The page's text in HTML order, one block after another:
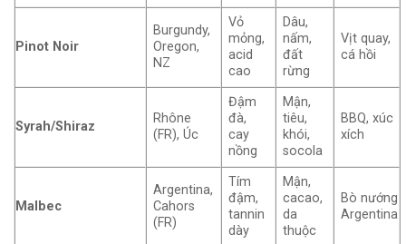
Pinot Noir
Burgundy,
Oregon,
NZ
Vỏ
mỏng,
acid
cao
Dâu,
nấm,
đất
rừng
Vịt quay,
cá hồi
Syrah/Shiraz
Rhône
(FR), Úc
Đậm
đà,
cay
nồng
Mận,
tiêu,
khói,
socola
BBQ, xúc
xích
Malbec
Argentina,
Cahors
(FR)
Tím
đậm,
tannin
dày
Mận,
cacao,
da
thuộc
Bò nướng
Argentina